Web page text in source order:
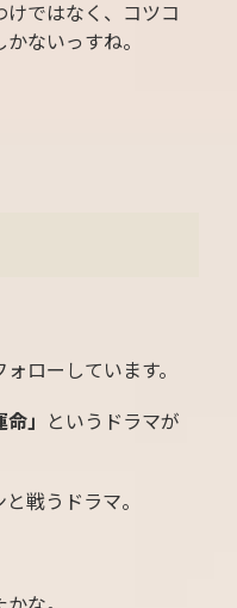
ではなく、コツコ
ないっすね。
ローしています。
命」
というドラマが
戦うドラマ。